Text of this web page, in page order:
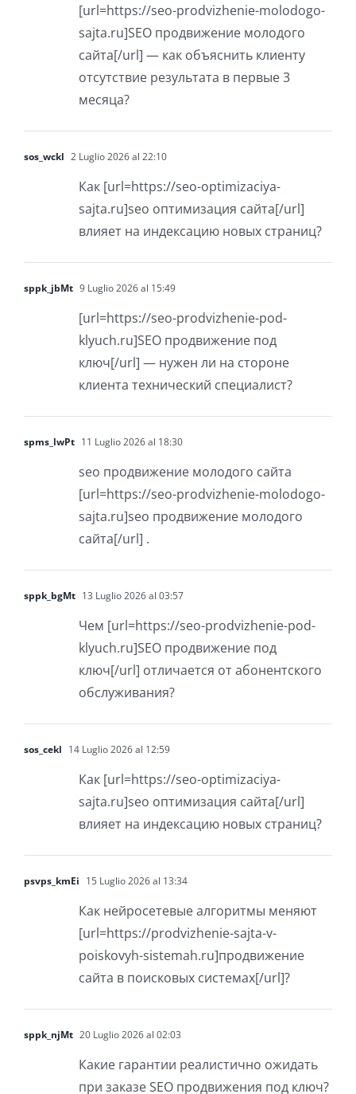
[url=https://seo-prodvizhenie-molodogo-
sajta.ru]SEO продвижение молодого
сайта[/url] — как объяснить клиенту
отсутствие результата в первые 3
месяца?
sos_wckl 2 Luglio 2026 al 22:10
Как [url=https://seo-optimizaciya-
sajta.ru]seo оптимизация сайта[/url]
влияет на индексацию новых страниц?
sppk_jbMt 9 Luglio 2026 al 15:49
[url=https://seo-prodvizhenie-pod-
klyuch.ru]SEO продвижение под
ключ[/url] — нужен ли на стороне
клиента технический специалист?
spms_lwPt 11 Luglio 2026 al 18:30
seo продвижение молодого сайта
[url=https://seo-prodvizhenie-molodogo-
sajta.ru]seo продвижение молодого
сайта[/url] .
sppk_bgMt 13 Luglio 2026 al 03:57
Чем [url=https://seo-prodvizhenie-pod-
klyuch.ru]SEO продвижение под
ключ[/url] отличается от абонентского
обслуживания?
sos_cekl 14 Luglio 2026 al 12:59
Как [url=https://seo-optimizaciya-
sajta.ru]seo оптимизация сайта[/url]
влияет на индексацию новых страниц?
psvps_kmEi 15 Luglio 2026 al 13:34
Как нейросетевые алгоритмы меняют
[url=https://prodvizhenie-sajta-v-
poiskovyh-sistemah.ru]продвижение
сайта в поисковых системах[/url]?
sppk_njMt 20 Luglio 2026 al 02:03
Какие гарантии реалистично ожидать
при заказе SEO продвижения под ключ?